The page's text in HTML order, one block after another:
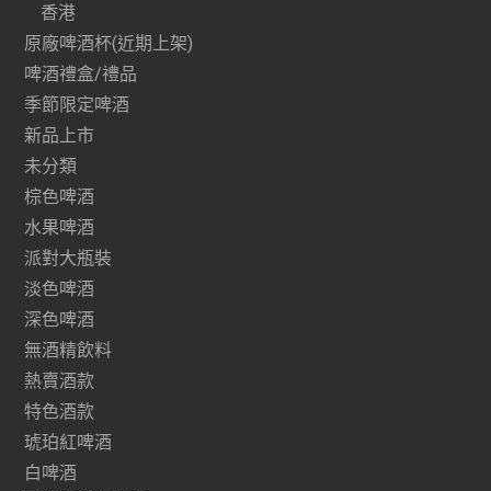
香港
原廠啤酒杯(近期上架)
啤酒禮盒/禮品
季節限定啤酒
新品上市
未分類
棕色啤酒
水果啤酒
派對大瓶裝
淡色啤酒
深色啤酒
無酒精飲料
熱賣酒款
特色酒款
琥珀紅啤酒
白啤酒